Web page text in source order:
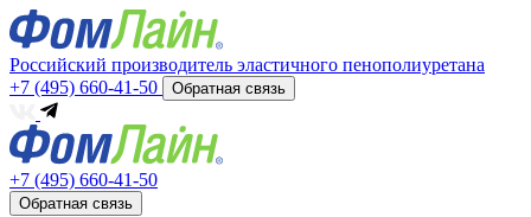
Российский производитель эластичного пенополиуретана
+7 (495) 660-41-50
Обратная связь
+7 (495) 660-41-50
Обратная связь